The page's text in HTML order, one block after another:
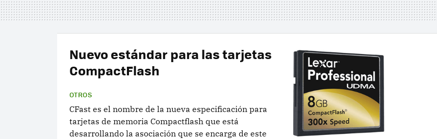
Nuevo estándar para las tarjetas
CompactFlash
OTROS
CFast es el nombre de la nueva especificación para
tarjetas de memoria Compactflash que está
desarrollando la asociación que se encarga de este